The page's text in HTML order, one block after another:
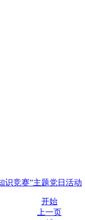
竞赛”主题党日活动
开始
上一页